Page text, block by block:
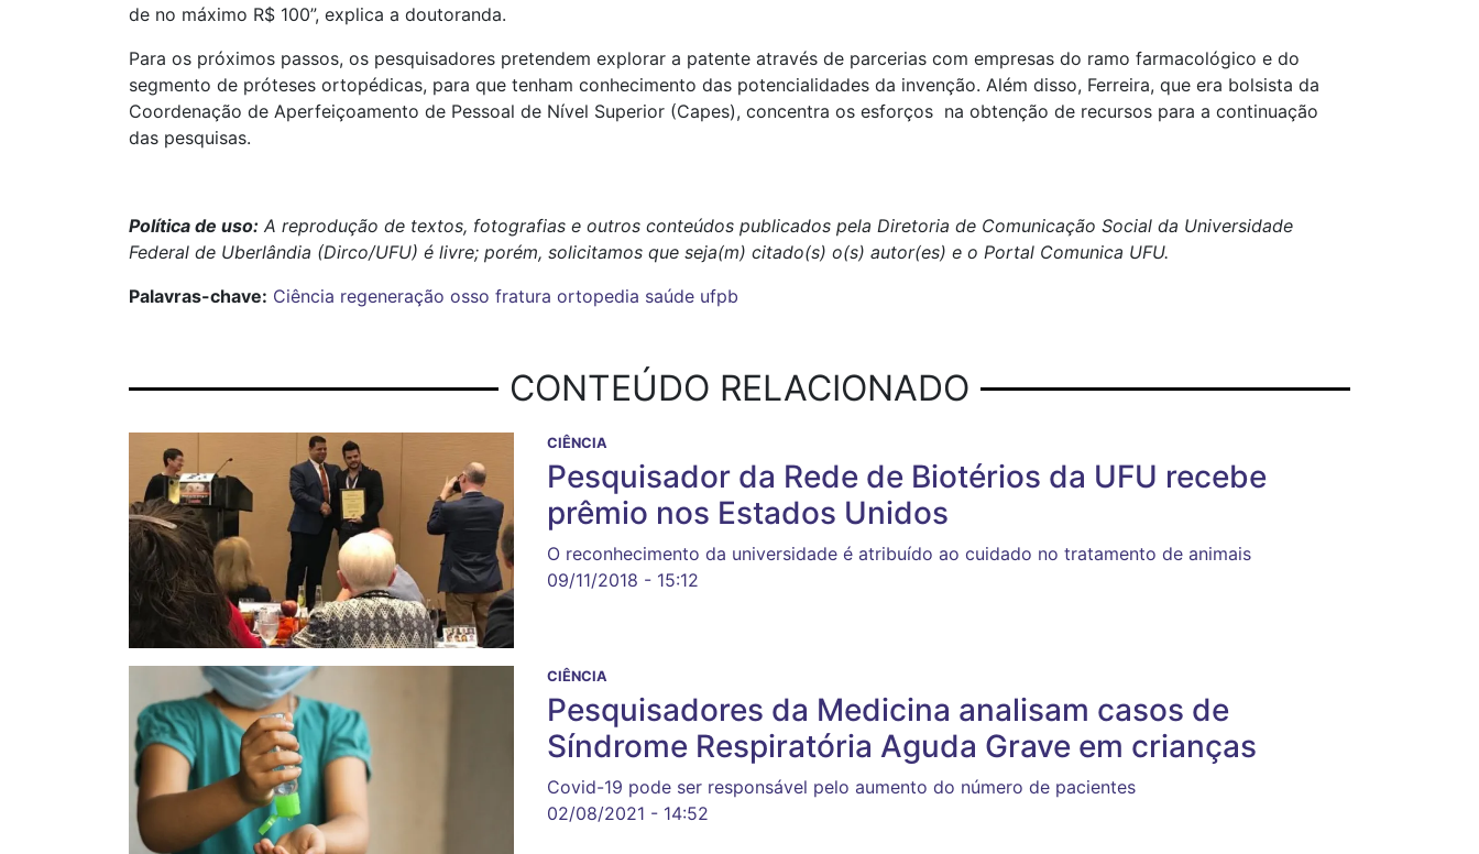
de no máximo R$ 100”, explica a doutoranda.
Para os próximos passos, os pesquisadores pretendem explorar a patente através de parcerias com empresas do ramo farmacológico e do
segmento de próteses ortopédicas, para que tenham conhecimento das potencialidades da invenção. Além disso, Ferreira, que era bolsista da
Coordenação de Aperfeiçoamento de Pessoal de Nível Superior (Capes), concentra os esforços na obtenção de recursos para a continuação
das pesquisas.
Política de uso: A reprodução de textos, fotografias e outros conteúdos publicados pela Diretoria de Comunicação Social da Universidade
Federal de Uberlândia (Dirco/UFU) é livre; porém, solicitamos que seja(m) citado(s) o(s) autor(es) e o Portal Comunica UFU.
Palavras-chave: Ciência regeneração osso fratura ortopedia saúde ufpb
CONTEÚDO RELACIONADO
CIÊNCIA
Pesquisador da Rede de Biotérios da UFU recebe
prêmio nos Estados Unidos
O reconhecimento da universidade é atribuído ao cuidado no tratamento de animais
09/11/2018 - 15:12
CIÊNCIA
Pesquisadores da Medicina analisam casos de
Síndrome Respiratória Aguda Grave em crianças
Covid-19 pode ser responsável pelo aumento do número de pacientes
02/08/2021 - 14:52